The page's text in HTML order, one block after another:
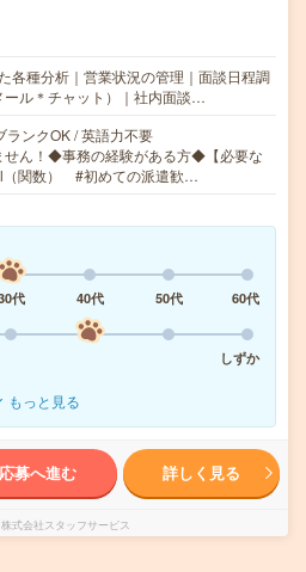
各種分析｜営業状況の管理｜面談日程調
ール＊チャット）｜社内面談…
ランクOK / 英語力不要
ん！◆事務の経験がある方◆【必要な
（関数） #初めての派遣歓…
代 40代 50代
60代
しずか
もっと見る
応募へ進む 詳しく見る
株式会社スタッフサービス